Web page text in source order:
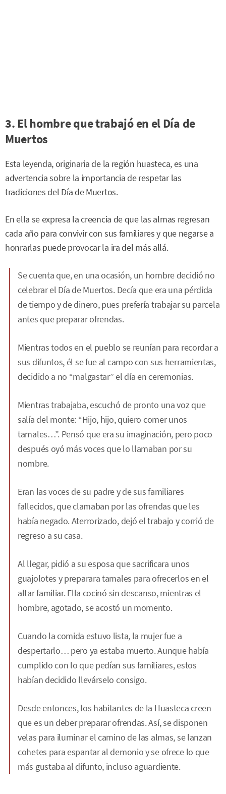
3.El hombre que trabajó en el Día de
Muertos
Esta leyenda, originaria de la región huasteca, es una
advertencia sobre la importancia de respetar las
tradiciones del Día de Muertos.
En ella se expresa la creencia de que las almas regresan
cada año para convivir con sus familiares y que negarse a
honrarlas puede provocar la ira del más allá.
Se cuenta que, en una ocasión, un hombre decidió no
celebrar el Día de Muertos. Decía que era una pérdida
de tiempo y de dinero, pues prefería trabajar su parcela
antes que preparar ofrendas.
Mientras todos en el pueblo se reunían para recordar a
sus difuntos, él se fue al campo con sus herramientas,
decidido a no “malgastar” el día en ceremonias.
Mientras trabajaba, escuchó de pronto una voz que
salía del monte: “Hijo, hijo, quiero comer unos
tamales…”. Pensó que era su imaginación, pero poco
después oyó más voces que lo llamaban por su
nombre.
Eran las voces de su padre y de sus familiares
fallecidos, que clamaban por las ofrendas que les
había negado. Aterrorizado, dejó el trabajo y corrió de
regreso a su casa.
Al llegar, pidió a su esposa que sacrificara unos
guajolotes y preparara tamales para ofrecerlos en el
altar familiar. Ella cocinó sin descanso, mientras el
hombre, agotado, se acostó un momento.
Cuando la comida estuvo lista, la mujer fue a
despertarlo… pero ya estaba muerto. Aunque había
cumplido con lo que pedían sus familiares, estos
habían decidido llevárselo consigo.
Desde entonces, los habitantes de la Huasteca creen
que es un deber preparar ofrendas. Así, se disponen
velas para iluminar el camino de las almas, se lanzan
cohetes para espantar al demonio y se ofrece lo que
más gustaba al difunto, incluso aguardiente.